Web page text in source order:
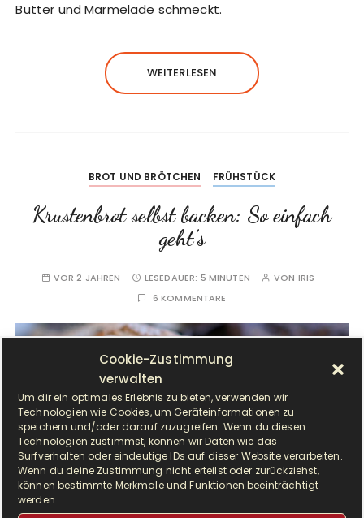
Cookie-Zustimmung
verwalten
Um dir ein optimales Erlebnis zu bieten, verwenden wir
Technologien wie Cookies, um Geräteinformationen zu
speichern und/oder darauf zuzugreifen. Wenn du diesen
Technologien zustimmst, können wir Daten wie das
Surfverhalten oder eindeutige IDs auf dieser Website verarbeiten.
Wenn du deine Zustimmung nicht erteilst oder zurückziehst,
können bestimmte Merkmale und Funktionen beeinträchtigt
werden.
Butter und Marmelade schmeckt.
WEITERLESEN
BROT UND BRÖTCHEN FRÜHSTÜCK
Krustenbrot selbst backen: So einfach
geht’s
VOR 2 JAHREN LESEDAUER: 5 MINUTEN VON IRIS
6 KOMMENTARE